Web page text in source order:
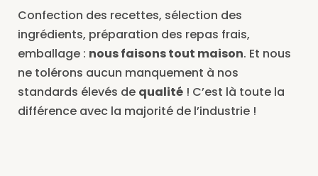
Confection des recettes, sélection des
ingrédients, préparation des repas frais,
emballage : nous faisons tout maison. Et nous
ne tolérons aucun manquement à nos
standards élevés de qualité ! C’est là toute la
différence avec la majorité de l’industrie !